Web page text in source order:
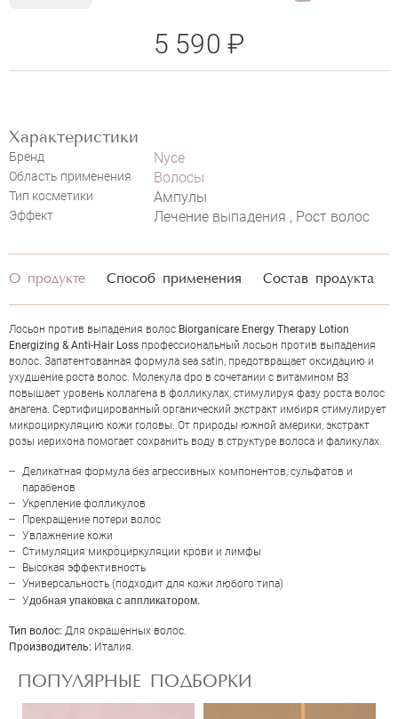
NYCE BIORGANICARE ENERGY
Характеристики
Бренд Nyce
Область применения Волосы
Тип косметики Ампулы
Эффект Лечение выпадения , Рост волос
5 590 ₽
НАПИСАТЬ ОТЗЫВ
ОЦЕНКА
О продукте Способ применения Состав продукта
Лосьон против выпадения волос Biorganicare Energy Therapy Lotion
Energizing & Anti-Hair Loss профессиональный лосьон против выпадения
волос. Запатентованная формула sea satin, предотвращает оксидацию и
ухудшение роста волос. Молекула dpo в сочетании с витамином В3
повышает уровень коллагена в фолликулах, стимулируя фазу роста волос
анагена. Сертифицированный органический экстракт имбиря стимулирует
микроциркуляцию кожи головы. От природы южной америки, экстракт
розы иерихона помогает сохранить воду в структуре волоса и фаликулах.
Деликатная формула без агрессивных компонентов, сульфатов и
парабенов
Укрепление фолликулов
Прекращение потери волос
Увлажнение кожи
Стимуляция микроциркуляции крови и лимфы
Высокая эффективность
Универсальность (подходит для кожи любого типа)
Удобная упаковка с аппликатором.
Тип волос: Для окрашенных волос.
Производитель: Италия.
ПОПУЛЯРНЫЕ ПОДБОРКИ